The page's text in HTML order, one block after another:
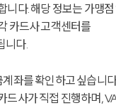
니다. 해당 정보는 가맹
카드사 고객센터를
니다.
좌를 확인하고 싶습니
드사가 직접 진행하며,